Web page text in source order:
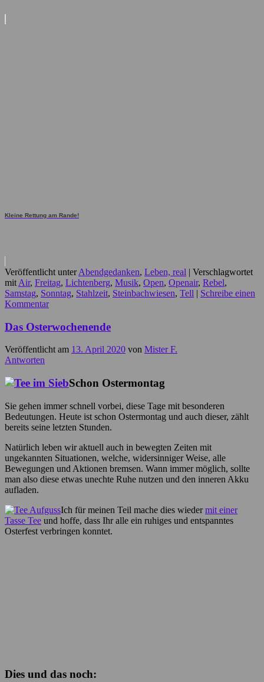
Kleine Rettung am Rande!
Veröffentlicht unter Abendgedanken, Leben, real | Verschlagwortet
mit Air, Freitag, Lichtenberg, Musik, Open, Openair, Rebel,
Samstag, Sonntag, Stahlzeit, Steinbachwiesen, Tell | Schreibe einen
Kommentar
Das Osterwochenende
Veröffentlicht am 13. April 2020 von Mister F.
Antworten
Schon Ostermontag
Sie gehen immer schnell vorbei, diese Tage mit besonderen
Bedeutungen. Heute ist schon Ostermontag und auch dieser, zählt
bereits seine letzten Stunden.
Natürlich leben wir aktuell auch in bewegten Zeiten mit
ungekannten Situationen, welche, widersinniger Weise, alle
Bewegungen und Aktionen bremsen. Wann immer möglich, sollte
man also diese etwas unechte Ruhe nutzen und den inneren Akku
aufladen.
Ich für meinen Teil mache dies wiedermit einer
Tasse Tee und hoffe, dass Ihr alle ein ruhiges und entspanntes
Osterfest verbringen konntet.
Dies und das noch: